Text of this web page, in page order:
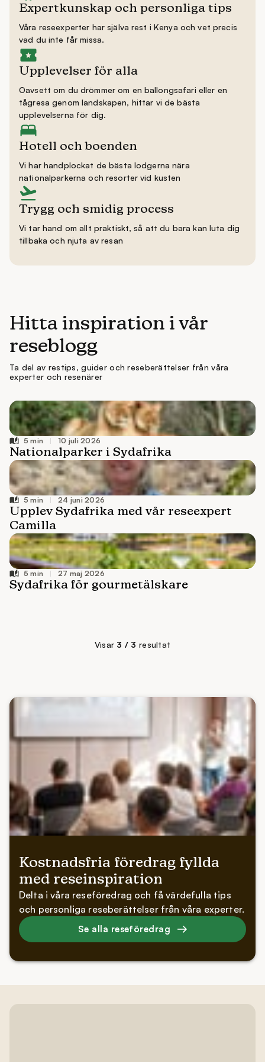
Expertkunskap och personliga tips
Våra reseexperter har själva rest i Kenya och vet precis
vad du inte får missa.
Upplevelser för alla
Oavsett om du drömmer om en ballongsafari eller en
tågresa genom landskapen, hittar vi de bästa
upplevelserna för dig.
Hotell och boenden
Vi har handplockat de bästa lodgerna nära
nationalparkerna och resorter vid kusten
Trygg och smidig process
Vi tar hand om allt praktiskt, så att du bara kan luta dig
tillbaka och njuta av resan
Hitta inspiration i vår
reseblogg
Ta del av restips, guider och reseberättelser från våra
experter och resenärer
10 juli 2026
24 juni 2026
27 maj 2026
Visar 3 / 3resultat
Kostnadsfria föredrag fyllda
med reseinspiration
Delta i våra reseföredrag och få värdefulla tips
och personliga reseberättelser från våra experter.
Se alla reseföredrag